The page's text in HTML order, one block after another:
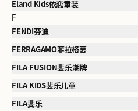
Eland Kids依恋童装
F
FENDI芬迪
FERRAGAMO菲拉格慕
FILA FUSION斐乐潮牌
FILA KIDS斐乐儿童
FILA斐乐